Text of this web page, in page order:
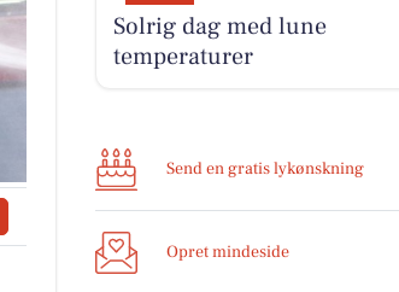
Solrig dag med lune
temperaturer
Send en gratis lykønskning
Opret mindeside